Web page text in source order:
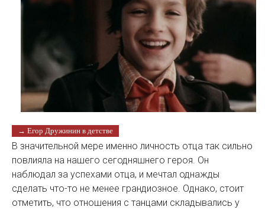
→ Егор Дружинин в детстве
В значительной мере именно личность отца так сильно
повлияла на нашего сегодняшнего героя. Он
наблюдал за успехами отца, и мечтал однажды
сделать что-то не менее грандиозное. Однако, стоит
отметить, что отношения с танцами складывались у